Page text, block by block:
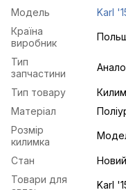
Модель
Karl
Країна
виробник
Тип
запчастини
Тип товару
Матеріал
Розмір
килимка
Стан
Новий
Товари для
Karl